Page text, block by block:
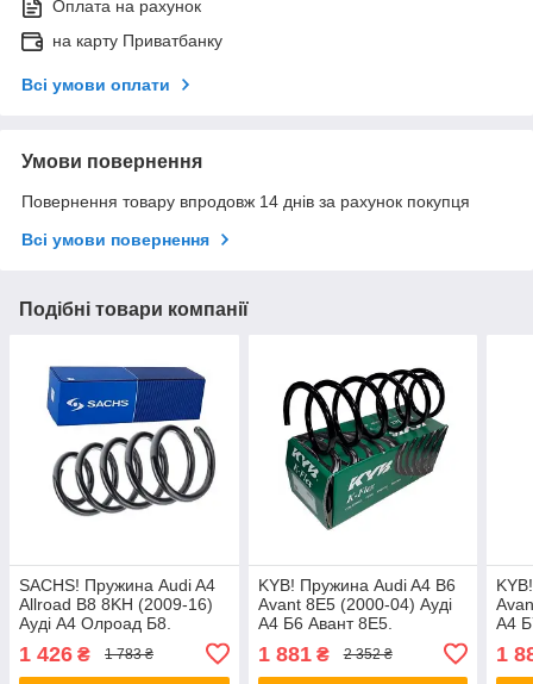
Оплата на рахунок
на карту Приватбанку
Всі умови оплати
Умови повернення
Повернення товару впродовж 14 днів за рахунок покупця
Всі умови повернення
Подібні товари компанії
SACHS! Пружина Audi A4
Allroad B8 8KH (2009-16)
Ауді А4 Олроад Б8.
RA3798 , 993124. Сакс
1 426 ₴ 1 783 ₴
KYB! Пружина Audi A4 B6
Avant 8E5 (2000-04) Ауді
А4 Б6 Авант 8E5.
RH3370 , 998416 Каяба
1 881₴ 2 352 ₴
А4
1